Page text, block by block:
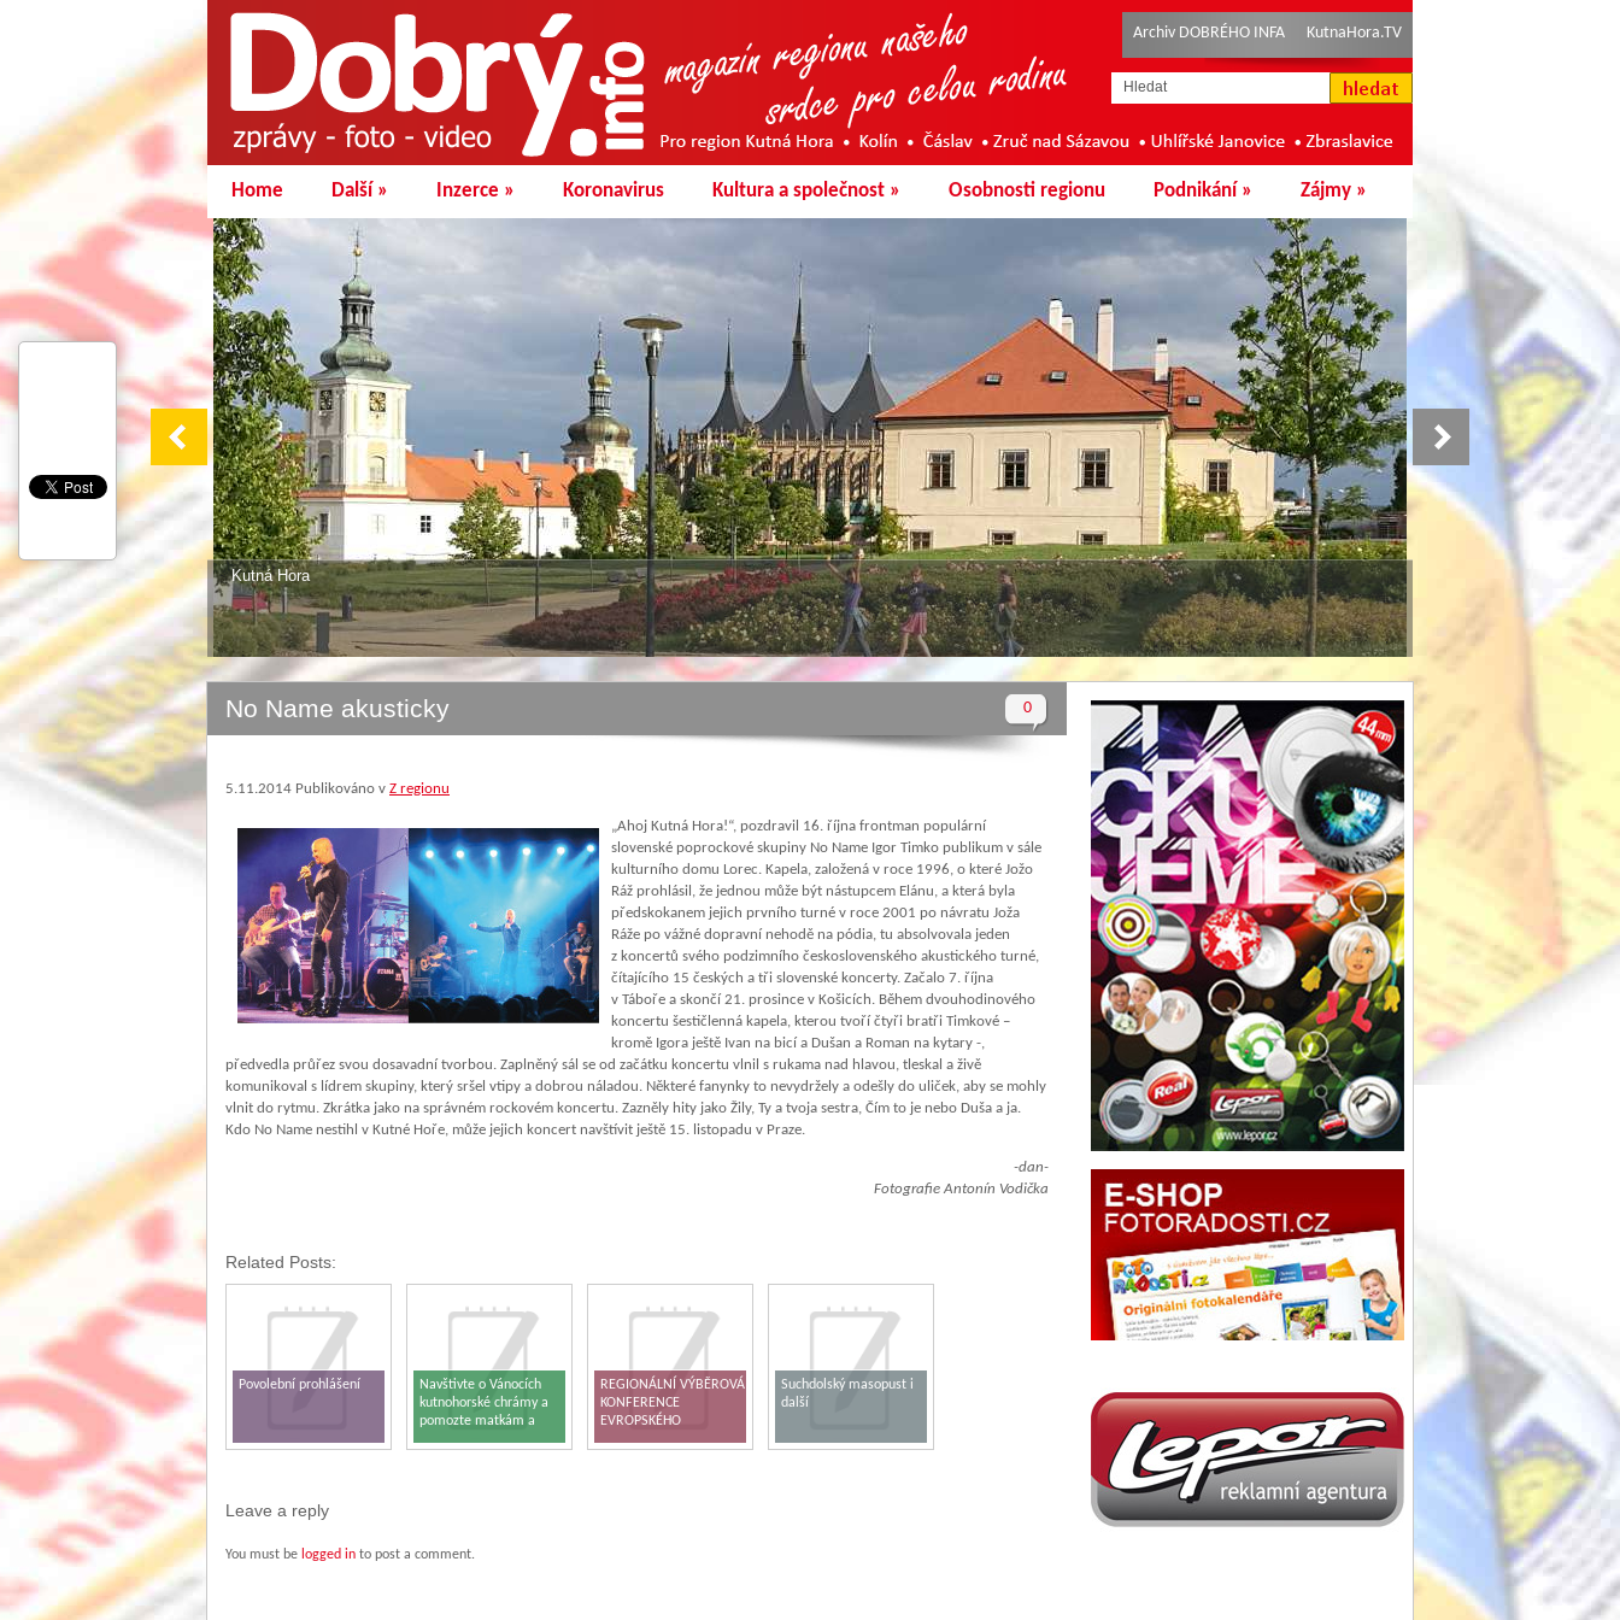
Archiv DOBRÉHO INFA KutnaHora.TV
Home Další » Inzerce » Koronavirus Kultura a společnost » Osobnosti regionu Podnikání » Zájmy »
Kutná Hora
0
No Name akusticky
5.11.2014 Publikováno v Z regionu
„Ahoj Kutná Hora!“, pozdravil 16. října frontman populární
slovenské poprockové skupiny No Name Igor Timko publikum v sále
kulturního domu Lorec. Kapela, založená v roce 1996, o které Jožo
Ráž prohlásil, že jednou může být nástupcem Elánu, a která byla
předskokanem jejich prvního turné v roce 2001 po návratu Joža
Ráže po vážné dopravní nehodě na pódia, tu absolvovala jeden
z koncertů svého podzimního československého akustického turné,
čítajícího 15 českých a tři slovenské koncerty. Začalo 7. října
v Táboře a skončí 21. prosince v Košicích. Během dvouhodinového
koncertu šestičlenná kapela, kterou tvoří čtyři bratři Timkové –
kromě Igora ještě Ivan na bicí a Dušan a Roman na kytary -,
předvedla průřez svou dosavadní tvorbou. Zaplněný sál se od začátku koncertu vlnil s rukama nad hlavou, tleskal a živě
komunikoval s lídrem skupiny, který sršel vtipy a dobrou náladou. Některé fanynky to nevydržely a odešly do uliček, aby se mohly
vlnit do rytmu. Zkrátka jako na správném rockovém koncertu. Zazněly hity jako Žily, Ty a tvoja sestra, Čím to je nebo Duša a ja.
Kdo No Name nestihl v Kutné Hoře, může jejich koncert navštívit ještě 15. listopadu v Praze.
-dan-
Fotografie Antonín Vodička
Related Posts:
Povolební prohlášení
Navštivte o Vánocích
kutnohorské chrámy a
pomozte matkám a
REGIONÁLNÍ VÝBĚROVÁ
KONFERENCE
EVROPSKÉHO
Suchdolský masopust i
další
Leave a reply
You must be logged in to post a comment.